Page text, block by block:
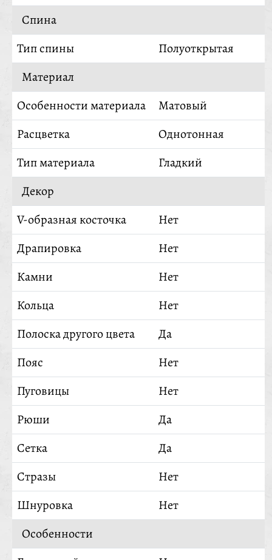
Спина
Тип спины
Полуоткрытая
Материал
Особенности материала
Матовый
Расцветка
Однотонная
Тип материала
Гладкий
Декор
V-образная косточка
Нет
Драпировка
Нет
Камни
Нет
Кольца
Нет
Полоска другого цвета
Да
Пояс
Нет
Пуговицы
Нет
Рюши
Да
Сетка
Да
Стразы
Нет
Шнуровка
Нет
Особенности